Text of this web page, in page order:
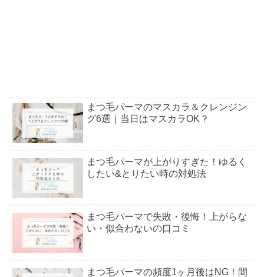
まつ毛パーマのマスカラ＆クレンジン
グ6選｜当日はマスカラOK？
まつ毛パーマが上がりすぎた！ゆるく
したい&とりたい時の対処法
まつ毛パーマで失敗・後悔！上がらな
い・似合わないの口コミ
まつ毛パーマの頻度1ヶ月後はNG！間